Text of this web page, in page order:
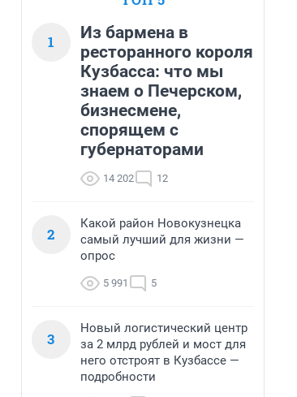
1
Из бармена в
ресторанного короля
Кузбасса: что мы
знаем о Печерском,
бизнесмене,
спорящем с
губернаторами
14 202 12
2
Какой район Новокузнецка
самый лучший для жизни —
опрос
5 991 5
3
Новый логистический центр
за 2 млрд рублей и мост для
него отстроят в Кузбассе —
подробности